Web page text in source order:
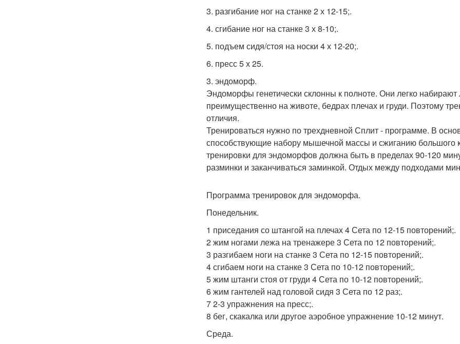
3. разгибание ног на станке 2 х 12-15;.
4. сгибание ног на станке 3 х 8-10;.
5. подъем сидя/стоя на носки 4 х 12-20;.
6. пресс 5 х 25.
3. эндоморф.
Эндоморфы генетически склонны к полноте. Они легко
преимущественно на животе, бедрах плечах и груди. Поэтому
отличия.
Тренироваться нужно по трехдневной Сплит - программе. В
способствующие набору мышечной массы и сжиганию большого
тренировки для эндоморфов должна быть в пределах 90-120
разминки и заканчиваться заминкой. Отдых между подходами
Программа тренировок для эндоморфа.
Понедельник.
1 приседания со штангой на плечах 4 Сета по 12-15 повторений;.
2 жим ногами лежа на тренажере 3 Сета по 12 повторений;.
3 разгибаем ноги на станке 3 Сета по 12-15 повторений;.
4 сгибаем ноги на станке 3 Сета по 10-12 повторений;.
5 жим штанги стоя от груди 4 Сета по 10-12 повторений;.
6 жим гантелей над головой сидя 3 Сета по 12 раз;.
7 2-3 упражнения на пресс;.
8 бег, скакалка или другое аэробное упражнение 10-12 минут.
Среда.